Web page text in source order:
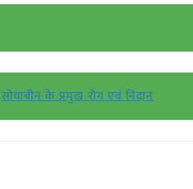
सोयाबीन के प्रमुख रोग एवं निदान